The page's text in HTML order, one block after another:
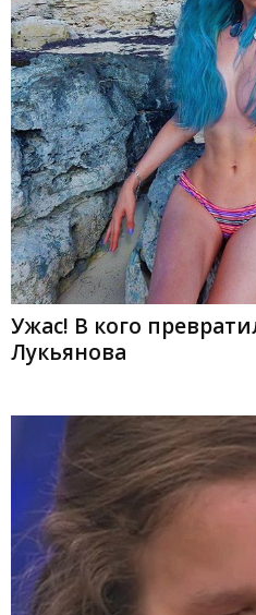
Ужас! В кого
Лукьянова